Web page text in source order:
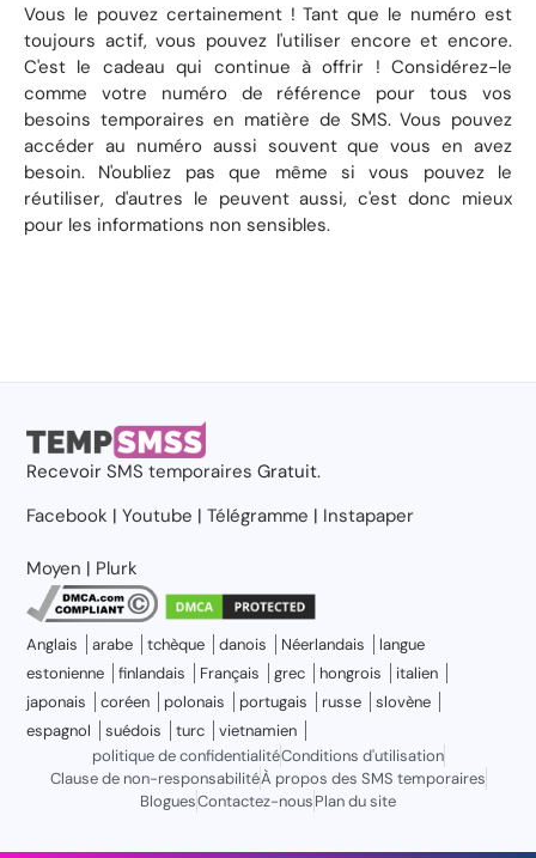
Vous le pouvez certainement ! Tant que le numéro est
toujours actif, vous pouvez l'utiliser encore et encore.
C'est le cadeau qui continue à offrir ! Considérez-le
comme votre numéro de référence pour tous vos
besoins temporaires en matière de SMS. Vous pouvez
accéder au numéro aussi souvent que vous en avez
besoin. N'oubliez pas que même si vous pouvez le
réutiliser, d'autres le peuvent aussi, c'est donc mieux
pour les informations non sensibles.
RecevoirSMS temporaires Gratuit.
Facebook |Youtube |Télégramme | Instapaper
Moyen | Plurk
Anglais arabe tchèque danois Néerlandais
langue
estonienne
finlandais Français grec hongrois
italien
japonais
coréen polonais portugais russe
slovène
espagnol
suédois turc
vietnamien
politique de confidentialitéConditions d'utilisation
Clause de non-responsabilitéÀ propos des SMS temporaires
BloguesContactez-nousPlan du site